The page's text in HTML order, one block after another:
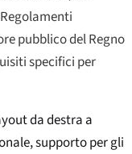
pubblico del Regno
specifici per
da destra a
supporto per gli